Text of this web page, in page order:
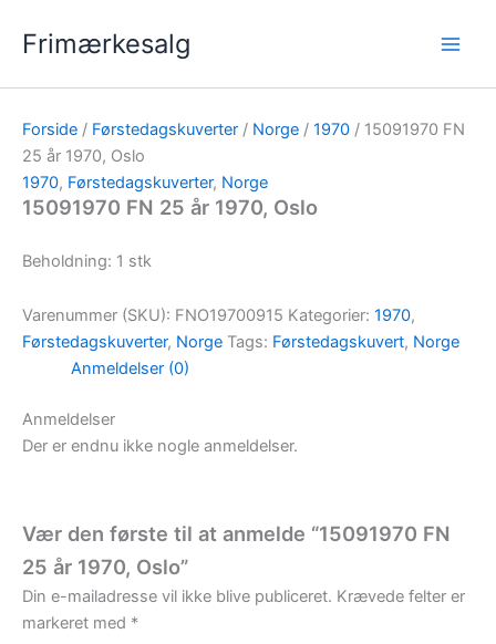
Frimærkesalg
Forside / Førstedagskuverter / Norge / 1970 / 15091970 FN
25 år 1970, Oslo
1970, Førstedagskuverter, Norge
15091970 FN 25 år 1970, Oslo
Beholdning: 1 stk
Varenummer (SKU): FNO19700915 Kategorier: 1970,
Førstedagskuverter, Norge Tags: Førstedagskuvert, Norge
Anmeldelser (0)
Anmeldelser
Der er endnu ikke nogle anmeldelser.
Vær den første til at anmelde “15091970 FN
25 år 1970, Oslo”
Din e-mailadresse vil ikke blive publiceret. Krævede felter er
markeret med *